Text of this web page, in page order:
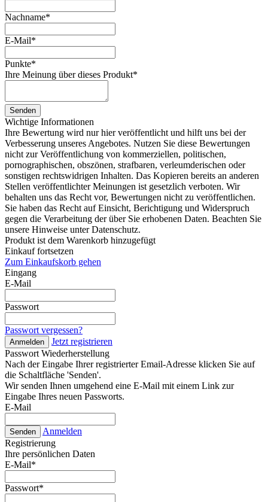
Nachname*
E-Mail*
Punkte*
Ihre Meinung über dieses Produkt*
Senden
Wichtige Informationen
Ihre Bewertung wird nur hier veröffentlicht und hilft uns bei der
Verbesserung unseres Angebotes. Nutzen Sie diese Bewertungen
nicht zur Veröffentlichung von kommerziellen, politischen,
pornographischen, obszönen, strafbaren, verleumderischen oder
sonstigen rechtswidrigen Inhalten. Das Kopieren bereits an anderen
Stellen veröffentlichter Meinungen ist gesetzlich verboten. Wir
behalten uns das Recht vor, Bewertungen nicht zu veröffentlichen.
Sie haben das Recht auf Einsicht, Berichtigung und Widerspruch
gegen die Verarbeitung der über Sie erhobenen Daten. Beachten Sie
unsere Hinweise unter Datenschutz.
Produkt ist dem Warenkorb hinzugefügt
Einkauf fortsetzen
Zum Einkaufskorb gehen
Eingang
E-Mail
Passwort
Passwort vergessen?
Anmelden
Jetzt registrieren
Passwort Wiederherstellung
Nach der Eingabe Ihrer registrierter Email-Adresse klicken Sie auf
die Schaltfläche 'Senden'.
Wir senden Ihnen umgehend eine E-Mail mit einem Link zur
Eingabe Ihres neuen Passworts.
E-Mail
Senden
Anmelden
Registrierung
Ihre persönlichen Daten
E-Mail*
Passwort*